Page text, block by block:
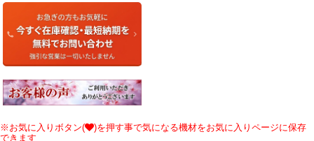
※お気に入りボタン(
)を押す事で気になる機材をお気に入りページに保存
できます